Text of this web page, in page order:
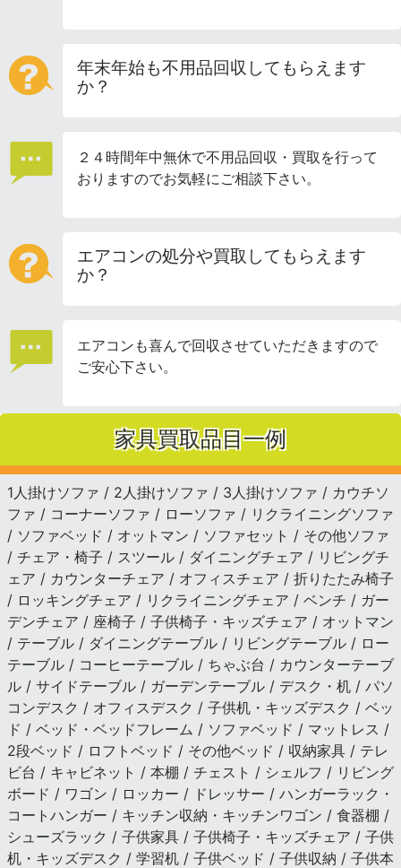
年末年始も不用品回収してもらえます
か？
２４時間年中無休で不用品回収・買取を行って
おりますのでお気軽にご相談下さい。
エアコンの処分や買取してもらえます
か？
エアコンも喜んで回収させていただきますので
ご安心下さい。
家具買取品目一例
1人掛けソファ / 2人掛けソファ / 3人掛けソファ / カウチソ
ファ / コーナーソファ / ローソファ / リクライニングソファ
/ ソファベッド / オットマン / ソファセット / その他ソファ
/ チェア・椅子 / スツール / ダイニングチェア / リビングチ
ェア / カウンターチェア / オフィスチェア / 折りたたみ椅子
/ ロッキングチェア / リクライニングチェア / ベンチ / ガー
デンチェア / 座椅子 / 子供椅子・キッズチェア / オットマン
/ テーブル / ダイニングテーブル / リビングテーブル / ロー
テーブル / コーヒーテーブル / ちゃぶ台 / カウンターテーブ
ル / サイドテーブル / ガーデンテーブル / デスク・机 / パソ
コンデスク / オフィスデスク / 子供机・キッズデスク / ベッ
ド / ベッド・ベッドフレーム / ソファベッド / マットレス /
2段ベッド / ロフトベッド / その他ベッド / 収納家具 / テレ
ビ台 / キャビネット / 本棚 / チェスト / シェルフ / リビング
ボード / ワゴン / ロッカー / ドレッサー / ハンガーラック・
コートハンガー / キッチン収納・キッチンワゴン / 食器棚 /
シューズラック / 子供家具 / 子供椅子・キッズチェア / 子供
机・キッズデスク / 学習机 / 子供ベッド / 子供収納 / 子供本